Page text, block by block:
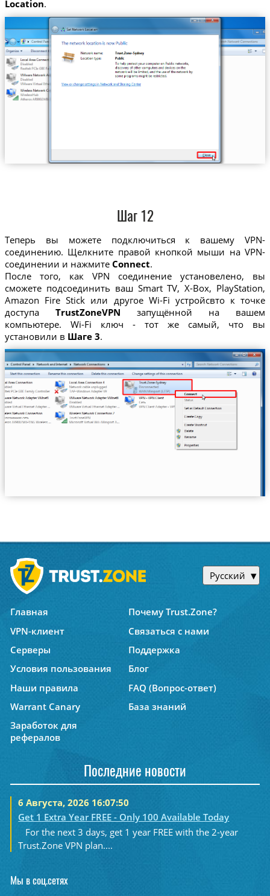
Location.
Шаг 12
Теперь вы можете подключиться к вашему VPN-
соединению. Щелкните правой кнопкой мыши на VPN-
соединении и нажмите Connect.
После того, как VPN соединение установелено, вы
сможете подсоединить ваш Smart TV, X-Box, PlayStation,
Amazon Fire Stick или другое Wi-Fi устройсвто к точке
доступа TrustZoneVPN запущённой на вашем
компьютере. Wi-Fi ключ - тот же самый, что вы
установили в Шаге 3.
Русский
Главная
Почему Trust.Zone?
VPN-клиент
Связаться с нами
Серверы
Поддержка
Условия пользования
Блог
Наши правила
FAQ (Вопрос-ответ)
Warrant Canary
База знаний
Заработок для
рефералов
Последние новости
6 Августа, 2026 16:07:50
Get 1 Extra Year FREE - Only 100 Available Today
For the next 3 days, get 1 year FREE with the 2-year
Trust.Zone VPN plan....
Мы в соц.сетях